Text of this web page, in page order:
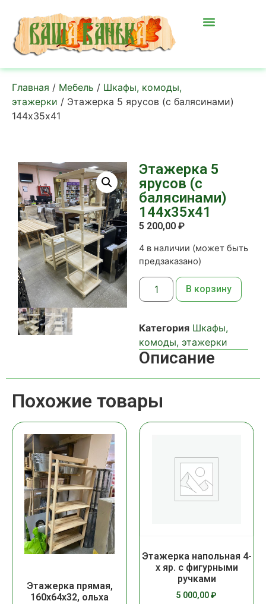
Главная / Мебель / Шкафы, комоды,
этажерки / Этажерка 5 ярусов (с балясинами)
144х35х41
Этажерка 5
ярусов (с
балясинами)
144х35х41
5 200,00 ₽
4 в наличии (может быть
предзаказано)
В корзину
Категория Шкафы,
комоды, этажерки
Описание
Похожие товары
Этажерка прямая,
160х64х32, ольха
Этажерка напольная 4-
х яр. с фигурными
ручками
5 000,00₽